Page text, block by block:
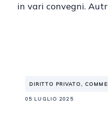
in vari convegni.
DIRITTO PRIVATO,
05 LUGLIO 2025